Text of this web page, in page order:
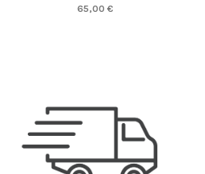
65,00 €